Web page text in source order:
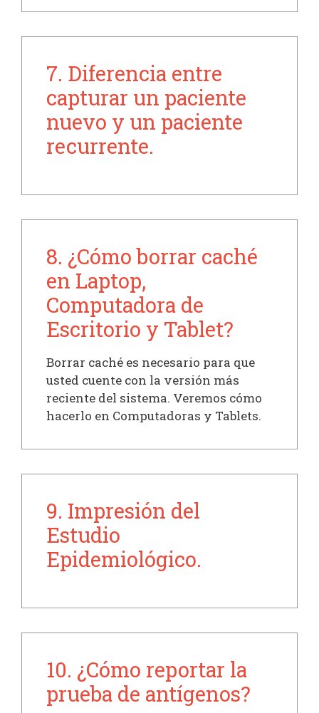
7. Diferencia entre
capturar un paciente
nuevo y un paciente
recurrente.
8. ¿Cómo borrar caché
en Laptop,
Computadora de
Escritorio y Tablet?
Borrar caché es necesario para que
usted cuente con la versión más
reciente del sistema. Veremos cómo
hacerlo en Computadoras y Tablets.
9. Impresión del
Estudio
Epidemiológico.
10. ¿Cómo reportar la
prueba de antígenos?